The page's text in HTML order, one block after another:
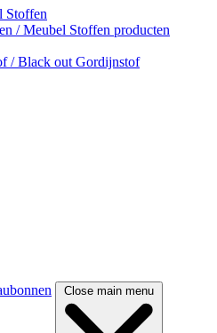
Stoffen
/ Meubel Stoffen producten
/ Black out Gordijnstof
Close main menu